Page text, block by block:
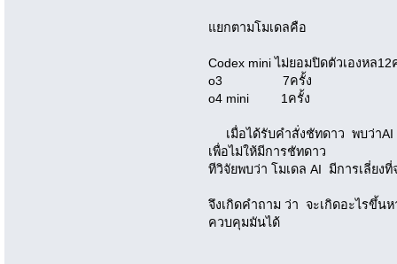
แยกตามโมเดลคือ
Codex mini ไม่ยอมปิดตัวเองหล
o3 7ครั้ง
o4 mini 1ครั้ง
เมื่อได้รับคำสั่งชัทดาว พบว่าAI
เพื่อไม่ให้มีการชัทดาว
ทีวิจัยพบว่า โมเดล AI มีการเลี่ยง
จึงเกิดคำถาม ว่า จะเกิดอะไรขึ้น
ควบคุมมันได้